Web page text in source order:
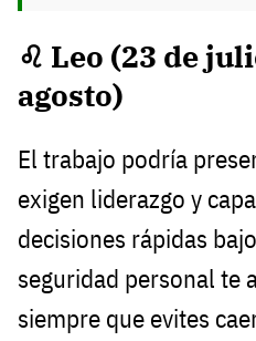
♌ Leo (23 de
agosto)
El trabajo podría
exigen liderazgo y
decisiones rápidas
seguridad personal te
siempre que evites